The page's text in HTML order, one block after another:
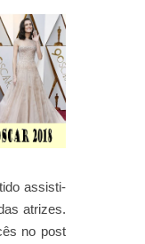
assisti-
atrizes.
no post